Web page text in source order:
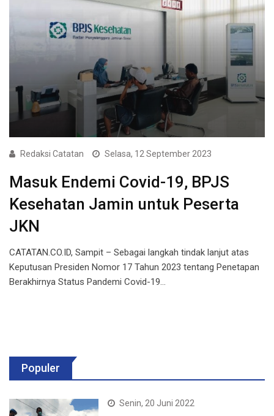
Redaksi Catatan Selasa, 12 September 2023
Masuk Endemi Covid-19, BPJS
Kesehatan Jamin untuk Peserta
JKN
CATATAN.CO.ID, Sampit – Sebagai langkah tindak lanjut atas
Keputusan Presiden Nomor 17 Tahun 2023 tentang Penetapan
Berakhirnya Status Pandemi Covid-19…
Populer
Senin, 20 Juni 2022